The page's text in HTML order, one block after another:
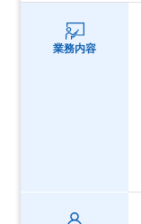
業務内容